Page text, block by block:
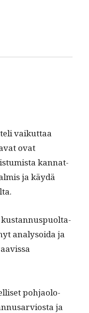
vaikut­taa
ovat
kan­nat­
ja käy­dä
kus­tan­nus­puolta­
analysoi­da ja
poh­jaolo­
ja